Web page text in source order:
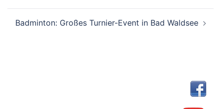
Badminton: Großes Turnier-Event in Bad Waldsee